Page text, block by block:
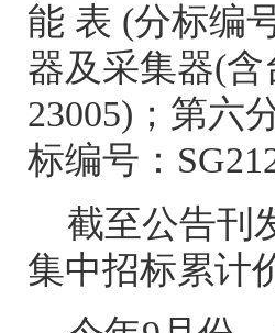
能 表 (分标编
器及采集器(含
23005) ；第六
标编号：
截至公告刊
集中招标累计